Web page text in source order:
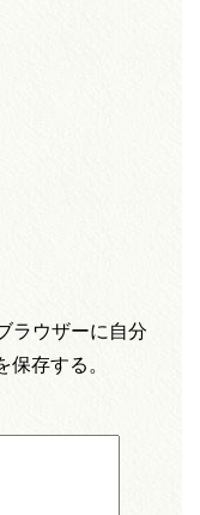
ラウザーに自分
存する。